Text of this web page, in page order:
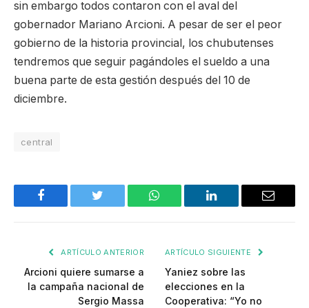
sin embargo todos contaron con el aval del
gobernador Mariano Arcioni. A pesar de ser el peor
gobierno de la historia provincial, los chubutenses
tendremos que seguir pagándoles el sueldo a una
buena parte de esta gestión después del 10 de
diciembre.
central
Facebook Twitter WhatsApp LinkedIn Email
ARTÍCULO ANTERIOR
Arcioni quiere sumarse a
la campaña nacional de
Sergio Massa
ARTÍCULO SIGUIENTE
Yaniez sobre las
elecciones en la
Cooperativa: “Yo no